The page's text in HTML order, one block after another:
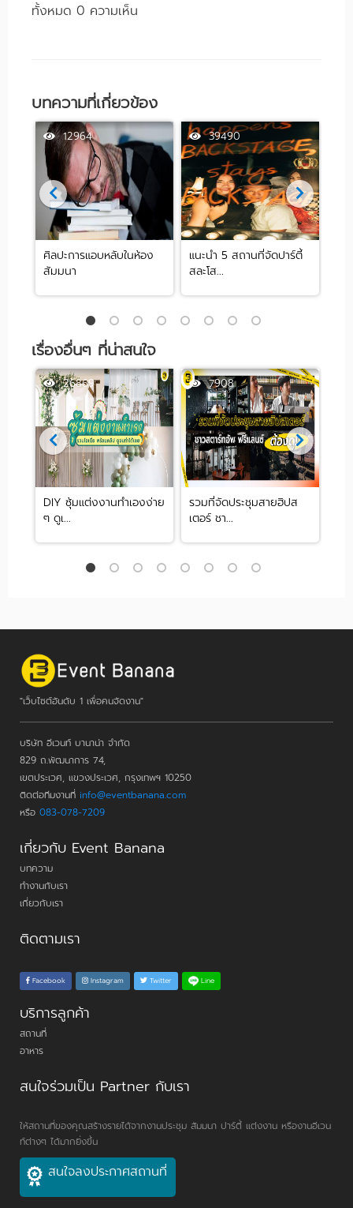
ทั้งหมด 0 ความเห็น
บทความที่เกี่ยวข้อง
12964
ศิลปะการแอบหลับในห้อง
สัมมนา
39490
แนะนำ 5 สถานที่จัดปาร์ตี้
สละโส...
เรื่องอื่นๆ ที่น่าสนใจ
26869
DIY ซุ้มแต่งงานทำเองง่าย
ๆ ดูเ...
7908
รวมที่จัดประชุมสายฮิปส
เตอร์ ชา...
"เว็บไซต์อันดับ 1 เพื่อคนจัดงาน"
บริษัท อีเวนท์ บานาน่า จำกัด
829 ถ.พัฒนาการ 74,
เขตประเวศ, แขวงประเวศ, กรุงเทพฯ 10250
ติดต่อทีมงานที่ info@eventbanana.com
หรือ 083-078-7209
เกี่ยวกับ Event Banana
บทความ
ทำงานกับเรา
เกี่ยวกับเรา
ติดตามเรา
Facebook Instagram Twitter Line
บริการลูกค้า
สถานที่
อาหาร
สนใจร่วมเป็น Partner กับเรา
ให้สถานที่ของคุณสร้างรายได้จากงานประชุม สัมมนา ปาร์ตี้ แต่งงาน หรืองานอีเวน
ท์ต่างๆ ได้มากยิ่งขึ้น
สนใจลงประกาศสถานที่